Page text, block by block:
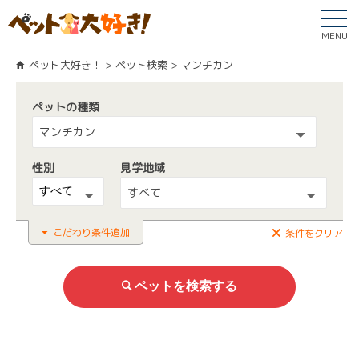
MENU
ペット大好き！ ペット検索 マンチカン
ペットの種類
マンチカン
性別
見学地域
すべて
こだわり条件追加 条件をクリア